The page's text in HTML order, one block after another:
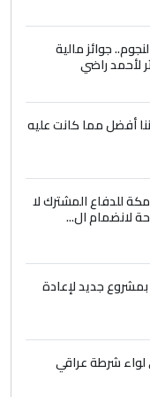
5
يسقط
اصول عريقة
حسين سل
جوائز مالية
لأحمد راضي
أفضل مما كانت عليه
للدفاع المشترك لا
لانضمام ال...
جديد لإعادة
شرطة عراقي